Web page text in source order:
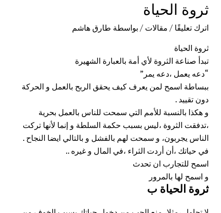
ثروة الحياة
اترك تعليقًا / مقالات / بواسطة طارق هاشم
ثروة الحياة
تبدأ صناعة الثروة لأي أمة بالعبارة الشهيرة
“دعه يعمل ،دعه يمر”
ببساطة اسمح لمن يعرف كيف يحقق الربح بالعمل و الحركة
دون تقييد .
و هكذا بالنسبة للأمم التي سمحت للناس بالعمل بحرية
،تدفقت الثروة ،ليس بسبب حكمة السلطة و إنما لأنها تركت
الناس يجربون، و سمحت لهم بالفشل و بالتالي ايضا النجاح .
في حياتك ،أن أردت الثراء ،في المال و غيره ..
اسمح للتجارب ان تحدث
و اسمح لها بالمرور
ثروة الحياة ب